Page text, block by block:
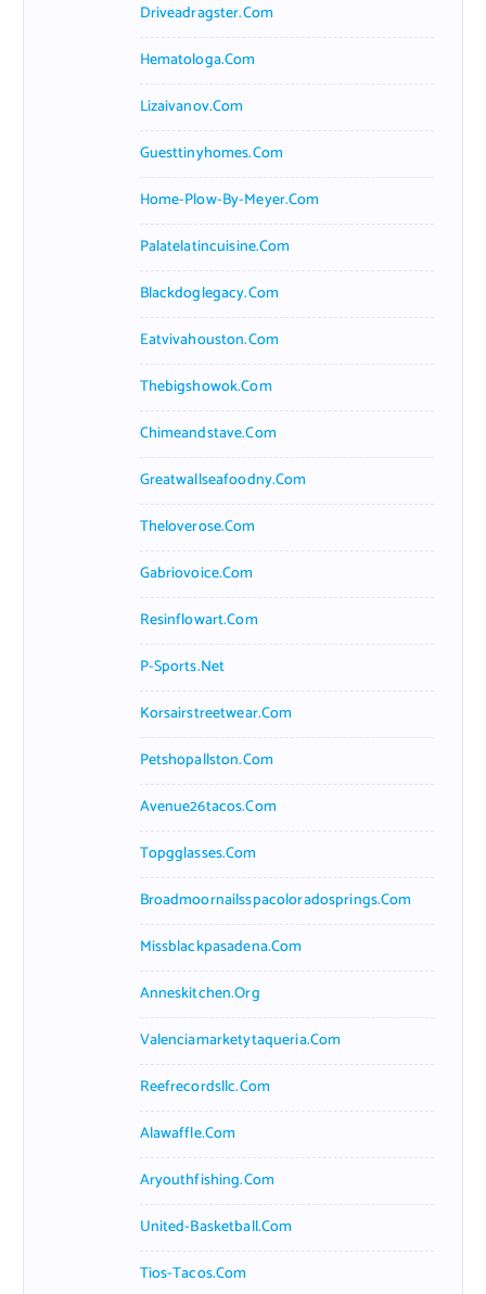
Driveadragster.com
Hematologa.com
Lizaivanov.com
Guesttinyhomes.com
Home-Plow-By-Meyer.com
Palatelatincuisine.com
Blackdoglegacy.com
Eatvivahouston.com
Thebigshowok.com
Chimeandstave.com
Greatwallseafoodny.com
Theloverose.com
Gabriovoice.com
Resinflowart.com
P-Sports.net
Korsairstreetwear.com
Petshopallston.com
Avenue26tacos.com
Topgglasses.com
Broadmoornailsspacoloradosprings.com
Missblackpasadena.com
Anneskitchen.org
Valenciamarketytaqueria.com
Reefrecordsllc.com
Alawaffle.com
Aryouthfishing.com
United-Basketball.com
Tios-Tacos.com